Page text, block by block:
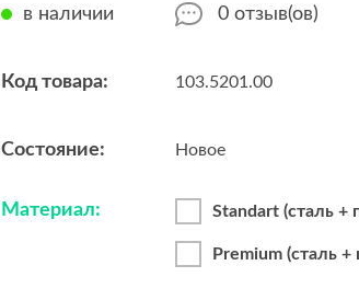
в наличии 0 отзыв(ов)
Код товара: 103.5201.00
Состояние: Новое
Материал: Standart (сталь +
Premium (сталь